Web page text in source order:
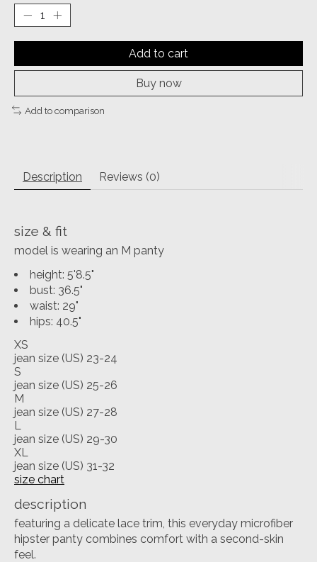
Add to cart
Buy now
Add to comparison
Description Reviews (0)
size & fit
model is wearing an M panty
height: 5'8.5"
bust: 36.5"
waist: 29"
hips: 40.5"
XS
jean size (US) 23-24
S
jean size (US) 25-26
M
jean size (US) 27-28
L
jean size (US) 29-30
XL
jean size (US) 31-32
size chart
description
featuring a delicate lace trim, this everyday microfiber
hipster panty combines comfort with a second-skin
feel.